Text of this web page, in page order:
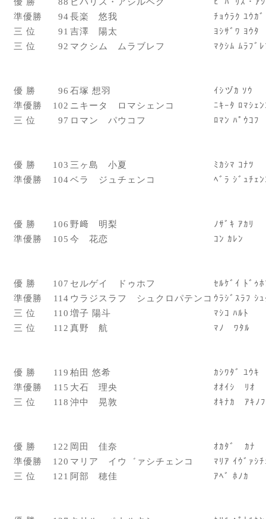
準優勝
94長楽 悠我
ﾁｮｳﾗｸ ﾕｳｶﾞ
三 位
91 吉澤 陽太
ﾖｼｻﾞﾜ ﾖｳﾀ
三 位
92 マクシム ムラブレフ ﾏｸｼﾑ ﾑﾗﾌﾞ
優 勝 96 石塚 想羽
ｲｼヅｶ ｿｳ
準優勝
102 ニキータ ロマシェンコ
ﾆｷｰﾀ ﾛﾏｼｪ
三 位
97 ロマン パウコフ ﾛﾏﾝ ﾊﾟｳｺﾌ
優 勝 103 三ヶ島 小夏
ﾐｶｼﾏ ｺﾅﾂ
準優勝
104ベラ ジュチェンコ ﾍﾞﾗ ｼﾞｭﾁｪ
優 勝 106 野﨑 明梨
ﾉｻﾞｷ ｱｶﾘ
準優勝
105 今 花恋 ｺﾝ ｶﾚﾝ
優 勝 107 セルゲイ ドゥホフ
ｾﾙｹﾞｲ ﾄﾞｩ
準優勝
114 ウラジスラフ シュクロパテンコ ｳﾗｼﾞｽﾗﾌ ｼ
三 位
110 増子 陽斗
ﾏｼｺ ﾊﾙﾄ
三 位
112 真野 航 ﾏﾉ ﾜﾀﾙ
優 勝 119 柏田 悠希
ｶｼﾜﾀﾞ ﾕｳｷ
準優勝
115 大石 理央
ｵｵｲｼ ﾘｵ
三 位
118 沖中 晃敦 ｵｷﾅｶ ｱｷﾉ
優 勝 122 岡田 佳奈
ｵｶﾀﾞ ｶﾅ
準優勝
120 マリア イウ゛ァシチェンコ
ﾏﾘｱ ｲｳﾞｧｼ
三 位
121 阿部 穂佳 ｱﾍﾞ ﾎﾉｶ